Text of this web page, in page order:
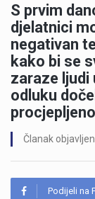
S prvim
djelatnici
negativan
kako bi se
zaraze ljudi
odluku
Članak
Podijeli na